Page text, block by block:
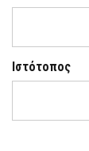
Ιστότοπος